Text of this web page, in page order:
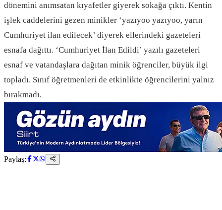
dönemini anımsatan kıyafetler giyerek sokağa çıktı. Kentin
işlek caddelerini gezen minikler ‘yazıyoo yazıyoo, yarın
Cumhuriyet ilan edilecek’ diyerek ellerindeki gazeteleri
esnafa dağıttı. ‘Cumhuriyet İlan Edildi’ yazılı gazeteleri
esnaf ve vatandaşlara dağıtan minik öğrenciler, büyük ilgi
topladı. Sınıf öğretmenleri de etkinlikte öğrencilerini yalnız
bırakmadı.
Paylaş: